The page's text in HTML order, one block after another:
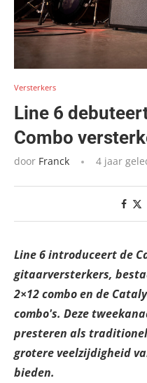
Versterkers
Line 6
Combo
door Franck 4 jaar
Line 6 introduceert de
gitaarversterkers,
2×12 combo en de
combo's. Deze
presteren als
grotere veelzijdigheid
bieden.